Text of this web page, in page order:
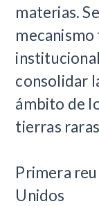
materias.
mecanismo
consolidar
ámbito de
tierras
Primera
Unidos